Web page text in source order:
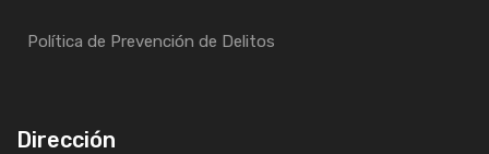
Política de Prevención de Delitos
Dirección